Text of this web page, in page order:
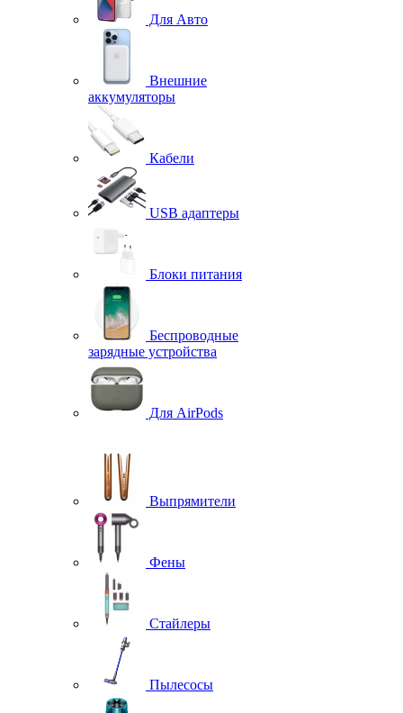
Для Авто
Внешние
аккумуляторы
Кабели
USB адаптеры
Блоки питания
Беспроводные
зарядные устройства
Для AirPods
Выпрямители
Фены
Стайлеры
Пылесосы